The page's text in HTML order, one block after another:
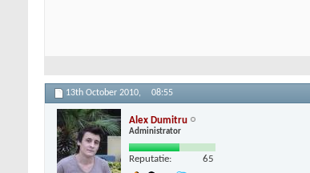
13th October 2010, 08:55
Alex Dumitru
Administrator
Reputatie: 65